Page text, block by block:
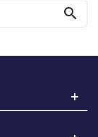
search